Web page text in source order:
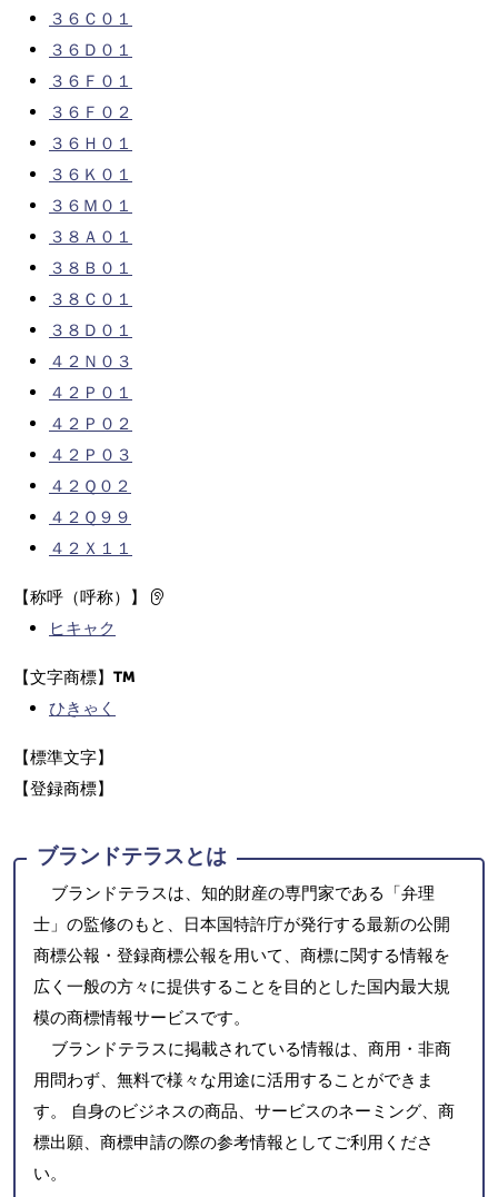
３６Ｃ０１
３６Ｄ０１
３６Ｆ０１
３６Ｆ０２
３６Ｈ０１
３６Ｋ０１
３６Ｍ０１
３８Ａ０１
３８Ｂ０１
３８Ｃ０１
３８Ｄ０１
４２Ｎ０３
４２Ｐ０１
４２Ｐ０２
４２Ｐ０３
４２Ｑ０２
４２Ｑ９９
４２Ｘ１１
【称呼（呼称）】
ヒキャク
【文字商標】
ひきゃく
【標準文字】
【登録商標】
ブランドテラスとは
ブランドテラスは、知的財産の専門家である「弁理
士」の監修のもと、日本国特許庁が発行する最新の公開
商標公報・登録商標公報を用いて、商標に関する情報を
広く一般の方々に提供することを目的とした国内最大規
模の商標情報サービスです。
ブランドテラスに掲載されている情報は、商用・非商
用問わず、無料で様々な用途に活用することができま
す。 自身のビジネスの商品、サービスのネーミング、商
標出願、商標申請の際の参考情報としてご利用くださ
い。